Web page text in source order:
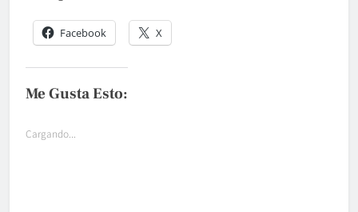
Facebook X
Me Gusta Esto:
Cargando...